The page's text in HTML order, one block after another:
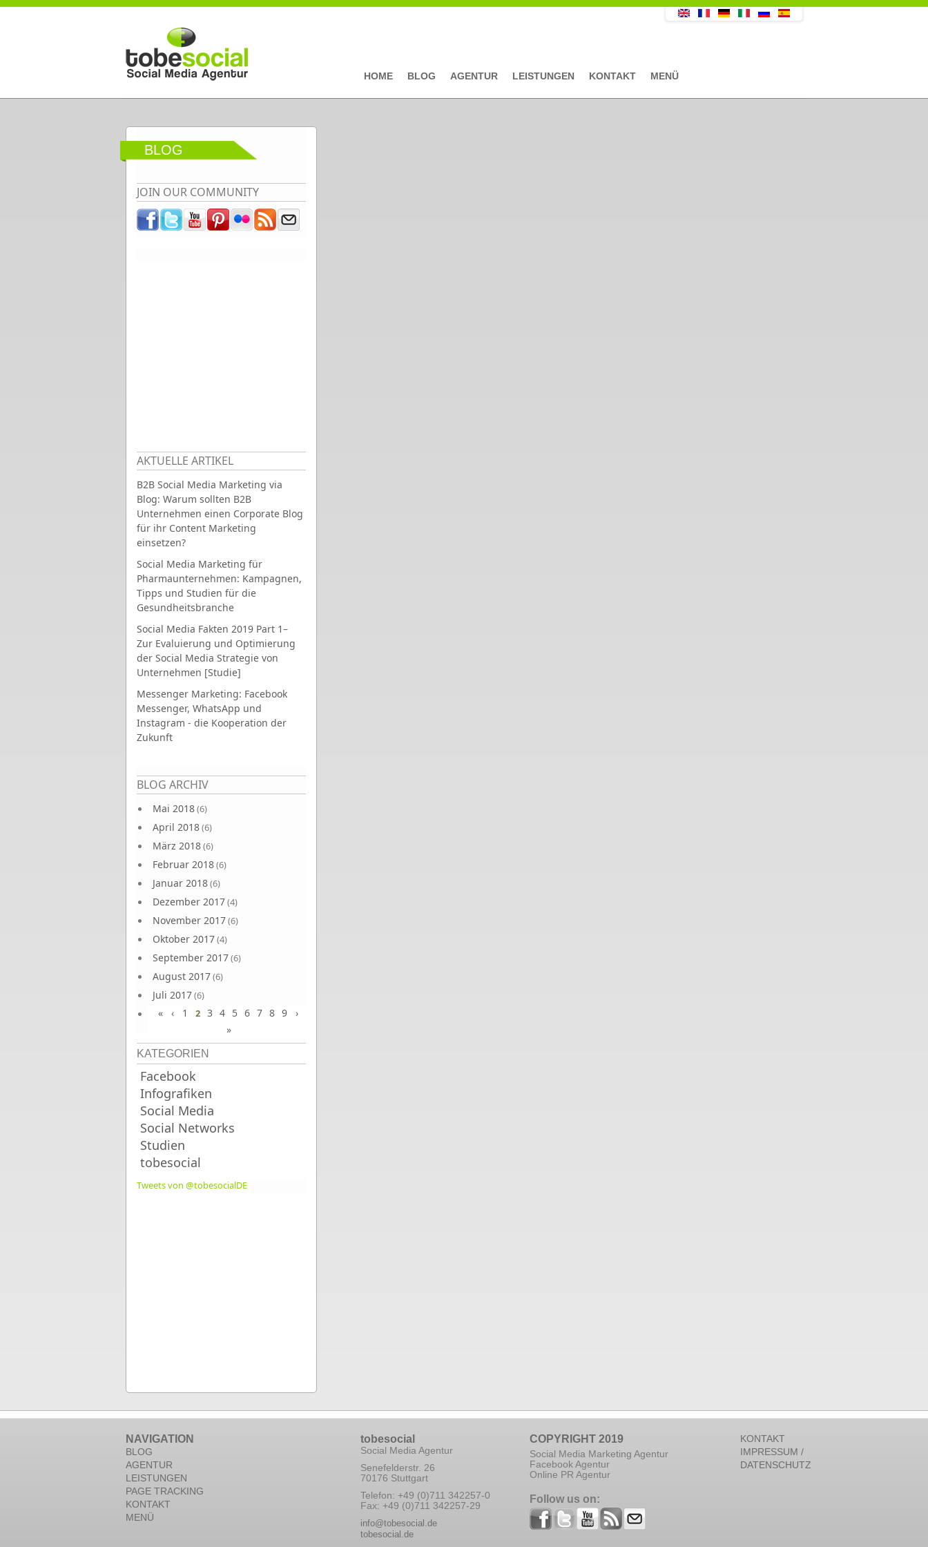
Direkt zum Inhalt
HOME BLOG AGENTUR LEISTUNGEN KONTAKT MENÜ
BLOG
JOIN OUR COMMUNITY
AKTUELLE ARTIKEL
B2B Social Media Marketing via
Blog: Warum sollten B2B
Unternehmen einen Corporate Blog
für ihr Content Marketing
einsetzen?
Social Media Marketing für
Pharmaunternehmen: Kampagnen,
Tipps und Studien für die
Gesundheitsbranche
Social Media Fakten 2019 Part 1–
Zur Evaluierung und Optimierung
der Social Media Strategie von
Unternehmen [Studie]
Messenger Marketing: Facebook
Messenger, WhatsApp und
Instagram - die Kooperation der
Zukunft
BLOG ARCHIV
Mai 2018(6)
April 2018(6)
März 2018(6)
Februar 2018(6)
Januar 2018(6)
Dezember 2017(4)
November 2017(6)
Oktober 2017(4)
September 2017(6)
August 2017(6)
Juli 2017(6)
Juni 2017 (6)
Seiten
« ‹ 1 2 3 4 5 6 7 8 9
›
»
KATEGORIEN
Facebook
Infografiken
Social Media
Social Networks
Studien
tobesocial
Tweets von @tobesocialDE
NAVIGATION
BLOG
AGENTUR
LEISTUNGEN
PAGE TRACKING
KONTAKT
MENÜ
tobesocial
Social Media Agentur
Senefelderstr. 26
70176 Stuttgart
Telefon: +49 (0)711 342257-0
Fax: +49 (0)711 342257-29
info@tobesocial.de
tobesocial.de
COPYRIGHT 2019
Social Media Marketing Agentur
Facebook Agentur
Online PR Agentur
Follow us on:
KONTAKT
IMPRESSUM /
DATENSCHUTZ